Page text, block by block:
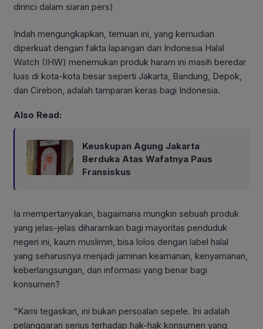
dirinci dalam siaran pers)
Indah mengungkapkan, temuan ini, yang kemudian
diperkuat dengan fakta lapangan dari Indonesia Halal
Watch (IHW) menemukan produk haram ini masih beredar
luas di kota-kota besar seperti Jakarta, Bandung, Depok,
dan Cirebon, adalah tamparan keras bagi Indonesia.
Also Read:
Keuskupan Agung Jakarta
Berduka Atas Wafatnya Paus
Fransiskus
Ia mempertanyakan, bagaimana mungkin sebuah produk
yang jelas-jelas diharamkan bagi mayoritas penduduk
negeri ini, kaum muslimin, bisa lolos dengan label halal
yang seharusnya menjadi jaminan keamanan, kenyamanan,
keberlangsungan, dan informasi yang benar bagi
konsumen?
“Kami tegaskan, ini bukan persoalan sepele. Ini adalah
pelanggaran serius terhadap hak-hak konsumen yang